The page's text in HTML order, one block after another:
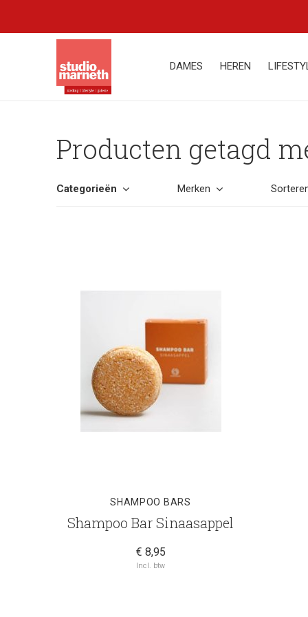
DAMES HEREN
Producten getagd
Categorieën Merken
SHAMPOO BARS
Shampoo Bar Sinaasappel
€ 8,95
Incl. btw